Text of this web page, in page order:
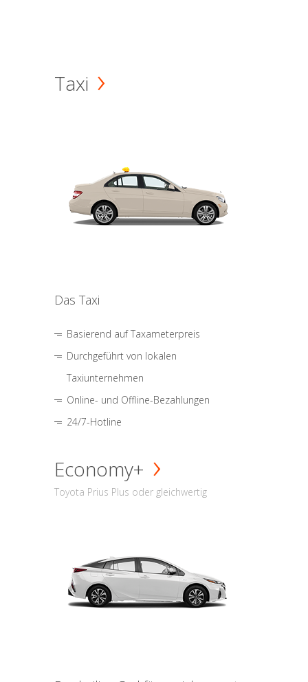
Taxi
Das Taxi
Basierend auf Taxameterpreis
Durchgeführt von lokalen
Taxiunternehmen
Online- und Offline-Bezahlungen
24/7-Hotline
Economy+
Toyota Prius Plus oder gleichwertig